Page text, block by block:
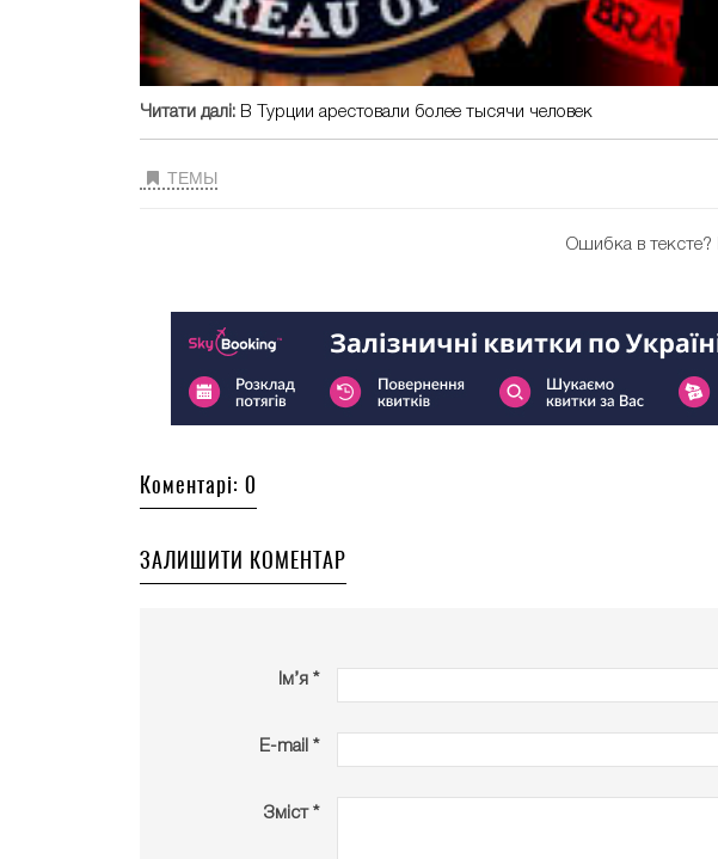
Читати далі: В Турции арестовали более тысячи человек
ТЕМЫ
Ошибка в тексте?
Коментарі: 0
ЗАЛИШИТИ КОМЕНТАР
Ім’я *
E-mail *
Зміст *